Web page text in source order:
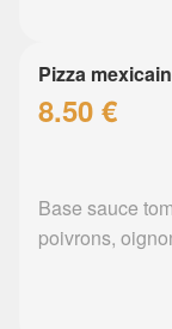
Pizza
8.50 €
Base sauce
poivrons,